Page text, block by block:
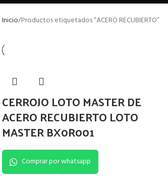
Inicio Productos etiquetados “ACERO RECUBIERTO”
CERROJO LOTO MASTER DE
ACERO RECUBIERTO LOTO
MASTER BX0R001
Comprar por whatsapp